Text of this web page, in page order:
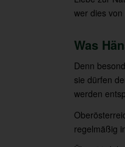
wer dies
Was
Denn
sie dürfen
werden
regelmäßig